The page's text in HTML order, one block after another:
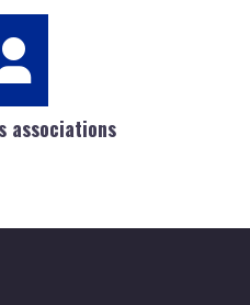
associations